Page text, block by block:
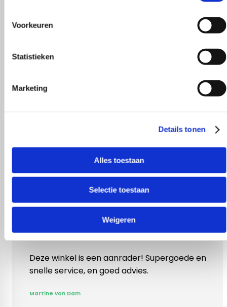
Voorkeuren
Statistieken
Marketing
Details tonen
Alles toestaan
Selectie toestaan
Weigeren
is een aanrader! Supergoede en
en goed advies.
Vlotte